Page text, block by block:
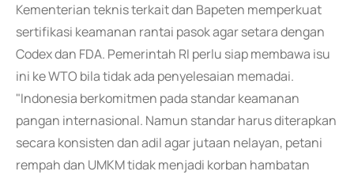
Kementerian teknis terkait dan Bapeten memperkuat
sertifikasi keamanan rantai pasok agar setara dengan
Codex dan FDA. Pemerintah RI perlu siap membawa isu
ini ke WTO bila tidak ada penyelesaian memadai.
"Indonesia berkomitmen pada standar keamanan
pangan internasional. Namun standar harus diterapkan
secara konsisten dan adil agar jutaan nelayan, petani
rempah dan UMKM tidak menjadi korban hambatan